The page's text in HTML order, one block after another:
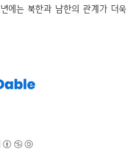
에는 북한과 남한의 관계가 더욱